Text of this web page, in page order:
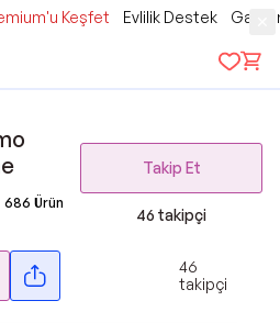
Keşfet Evlilik Destek
686 Ürün
Takip Et
46 takipçi
46
takipçi